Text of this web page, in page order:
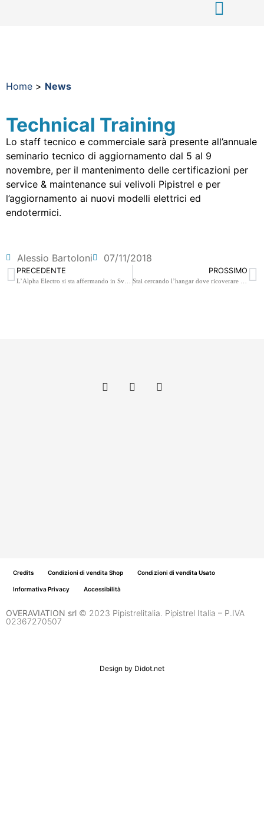
Home > News
Technical Training
Lo staff tecnico e commerciale sarà presente all’annuale
seminario tecnico di aggiornamento dal 5 al 9
novembre, per il mantenimento delle certificazioni per
service & maintenance sui velivoli Pipistrel e per
l’aggiornamento ai nuovi modelli elettrici ed
endotermici.
Alessio Bartoloni 07/11/2018
PRECEDENTE PROSSIMO
OVERAVIATION srl © 2023 Pipistrelitalia. Pipistrel Italia – P.IVA
02367270507
Credits Condizioni di vendita Shop Condizioni di vendita Usato
Informativa Privacy Accessibilità
Design by Didot.net